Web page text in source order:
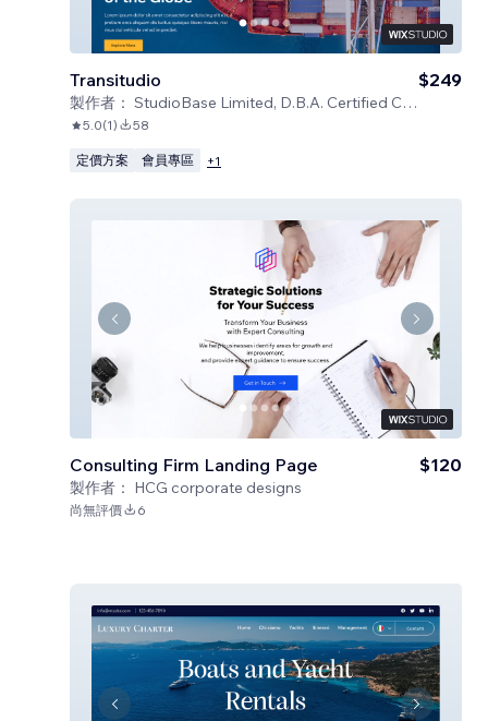
Transitudio
製作者： StudioBase Limited, D.B.A. Certified Code
$249
5.0(1) 58
定價方案 會員專區 +1
Consulting Firm Landing Page
製作者： HCG corporate designs
$120
尚無評價 6